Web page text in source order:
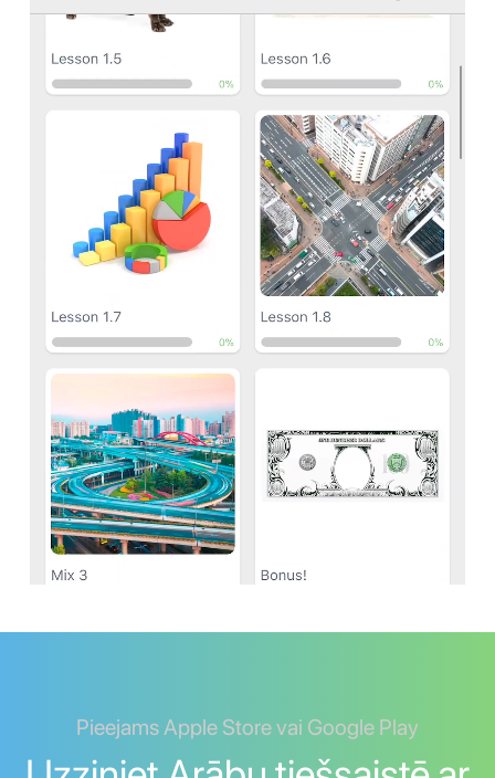
Pieejams Apple Store vai Google Play